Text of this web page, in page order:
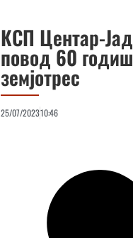
КСП Центар-
повод 60
земјотрес
25/07/202310:46